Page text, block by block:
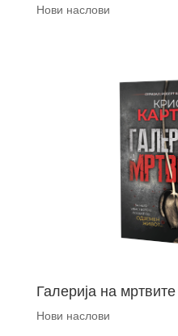
Нови наслови
Галерија на
Нови наслови